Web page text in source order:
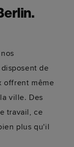
de
offrent même
ville. Des
travail, ce
plus qu'il